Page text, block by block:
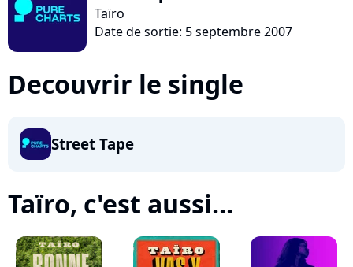
Taïro
Date de sortie: 5 septembre 2007
Decouvrir le single
Street Tape
Taïro, c'est aussi...